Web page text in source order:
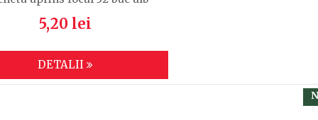
5,20 lei
DETALII